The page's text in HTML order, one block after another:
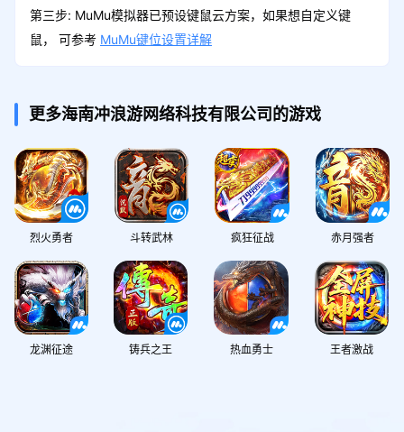
第三步: MuMu模拟器已预设键鼠云方案，如果想自定义键
鼠， 可参考 MuMu键位设置详解
更多海南冲浪游网络科技有限公司的游戏
烈火勇者 斗转武林 疯狂征战 赤月强者
龙渊征途 铸兵之王 热血勇士 王者激战